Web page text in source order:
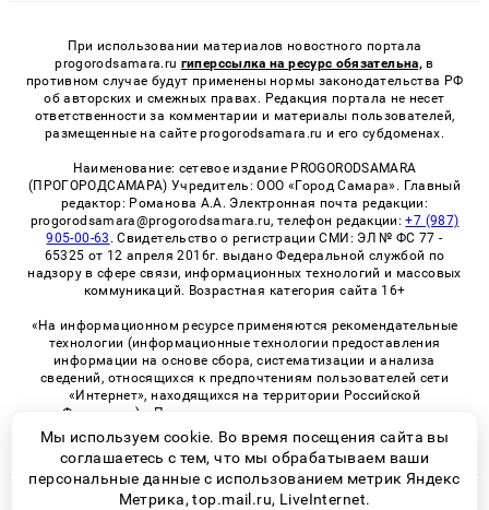
При использовании материалов новостного портала
progorodsamara.ru гиперссылка на ресурс обязательна, в
противном случае будут применены нормы законодательства РФ
об авторских и смежных правах. Редакция портала не несет
ответственности за комментарии и материалы пользователей,
размещенные на сайте progorodsamara.ru и его субдоменах.
Наименование: сетевое издание PROGORODSAMARA
(ПРОГОРОДСАМАРА) Учредитель: ООО «Город Самара». Главный
редактор: Романова А.А. Электронная почта редакции:
progorodsamara@progorodsamara.ru, телефон редакции:+7 (987)
905-00-63 . Свидетельство о регистрации СМИ: ЭЛ № ФС 77 -
65325 от 12 апреля 2016г. выдано Федеральной службой по
надзору в сфере связи, информационных технологий и массовых
коммуникаций. Возрастная категория сайта 16+
«На информационном ресурсе применяются рекомендательные
технологии (информационные технологии предоставления
информации на основе сбора, систематизации и анализа
сведений, относящихся к предпочтениям пользователей сети
«Интернет», находящихся на территории Российской
Федерации)». Правила применения рекомендательных
технологий в виджетах рекламно-обменной сети
«СМИ2» (PDF)
© 2026 «ProGorodSamara» | Все права защищены
Мы используем cookie. Во время посещения сайта вы
соглашаетесь с тем, что мы обрабатываем ваши
персональные данные с использованием метрик Яндекс
Метрика, top.mail.ru, LiveInternet.